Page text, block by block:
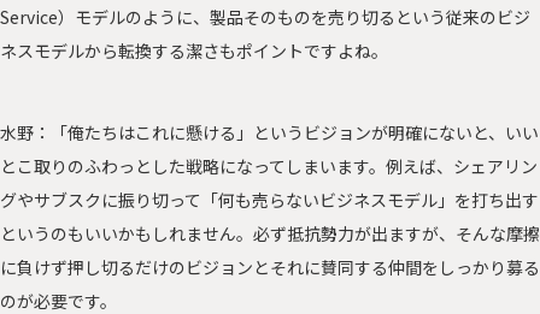
Service）モデルのように、製品そのものを売り切るという従来のビジ
ネスモデルから転換する潔さもポイントですよね。
水野：「俺たちはこれに懸ける」というビジョンが明確にないと、いい
とこ取りのふわっとした戦略になってしまいます。例えば、シェアリン
グやサブスクに振り切って「何も売らないビジネスモデル」を打ち出す
というのもいいかもしれません。必ず抵抗勢力が出ますが、そんな摩擦
に負けず押し切るだけのビジョンとそれに賛同する仲間をしっかり募る
のが必要です。